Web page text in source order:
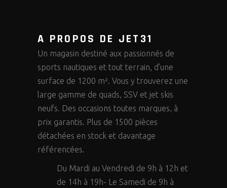
A PROPOS DE JET31
Un magasin destiné aux passionnés de
sports nautiques et tout terrain, d’une
surface de 1200 m². Vous y trouverez une
large gamme de quads, SSV et jet skis
neufs. Des occasions toutes marques, à
prix garantis. Plus de 1500 pièces
détachées en stock et davantage
référencées.
Du Mardi au Vendredi de 9h à 12h et
de 14h à 19h- Le Samedi de 9h à